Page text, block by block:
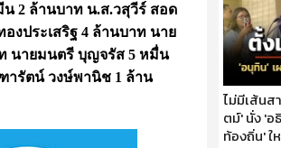
2 ล้านบาท น.ส.วสุวีร์ สอด
งประเสริฐ 4 ล้านบาท นาย
นายมนตรี บุญจรัส 5 หมื่น
ารัตน์ วงษ์พานิช 1 ล้าน
ไม่มีเส้นส
ตม์' นั่ง 'อ
ท้องถิ่น'